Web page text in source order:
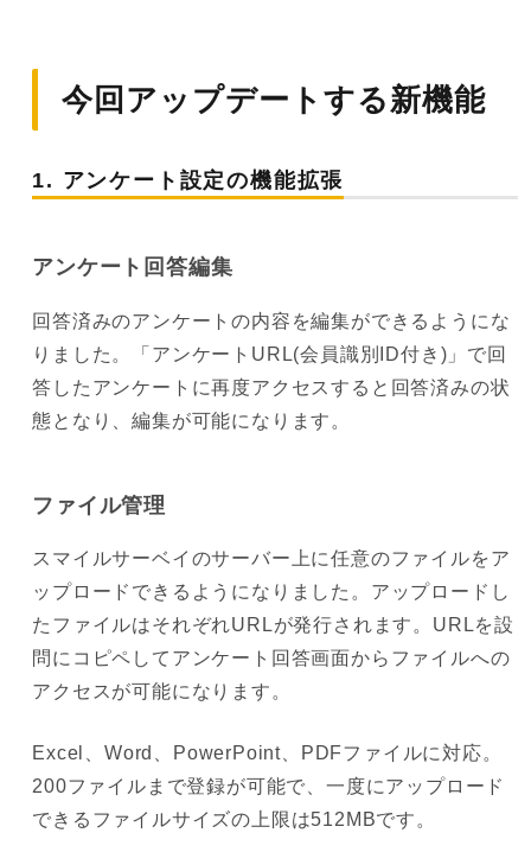
メールでアンケー
トを配信したい
オリジナルのデザ
今回アップデートする新機能
1. アンケート設定の機能拡張
アンケート回答編集
回答済みのアンケートの内容を編集ができるようにな
りました。「アンケートURL(会員識別ID付き)」で回
答したアンケートに再度アクセスすると回答済みの状
態となり、編集が可能になります。
ファイル管理
スマイルサーベイのサーバー上に任意のファイルをア
ップロードできるようになりました。アップロードし
たファイルはそれぞれURLが発行されます。URLを設
問にコピペしてアンケート回答画面からファイルへの
アクセスが可能になります。
Excel、Word、PowerPoint、PDFファイルに対応。
200ファイルまで登録が可能で、一度にアップロード
できるファイルサイズの上限は512MBです。